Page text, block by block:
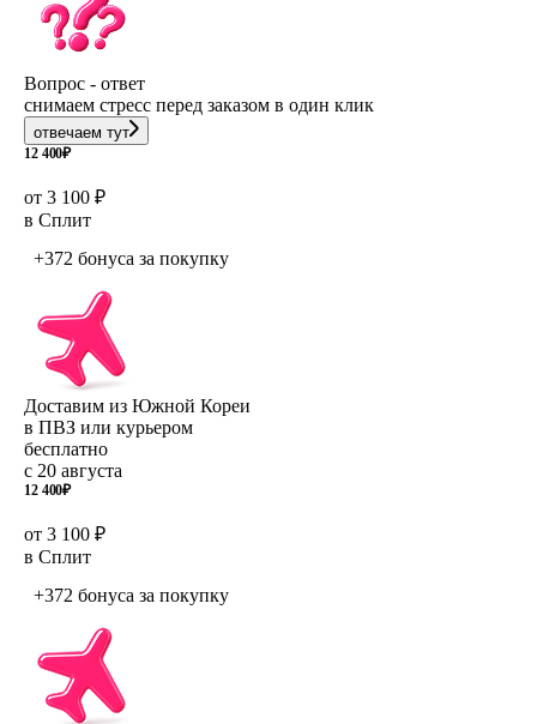
Вопрос - ответ
снимаем стресс перед заказом в один клик
отвечаем тут
12 400₽
от 3 100 ₽
в Сплит
+372 бонуса за покупку
Доставим из Южной Кореи
в ПВЗ или курьером
бесплатно
с 20 августа
12 400₽
от 3 100 ₽
в Сплит
+372 бонуса за покупку